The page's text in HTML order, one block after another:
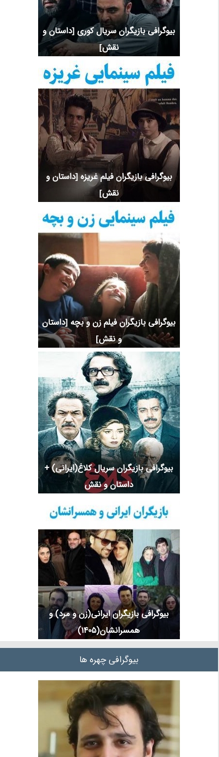
بیوگرافی بازیگران سریال کوری [داستان و
نقش]
بیوگرافی بازیگران فیلم غریزه [داستان و
نقش]
بیوگرافی بازیگران فیلم زن و بچه [داستان
و نقش]
بیوگرافی بازیگران سریال کلاغ(ایرانی) +
داستان و نقش
بیوگرافی بازیگران ایرانی(زن و مرد) و
همسرانشان(1405)
بیوگرافی چهره ها